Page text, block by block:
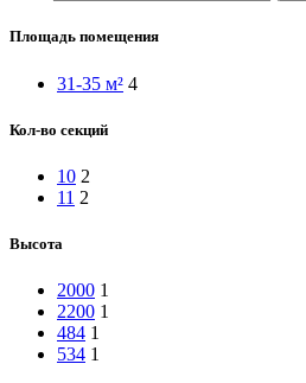
Площадь помещения
31-35 м² 4
Кол-во секций
10 2
11 2
Высота
2000 1
2200 1
484 1
534 1